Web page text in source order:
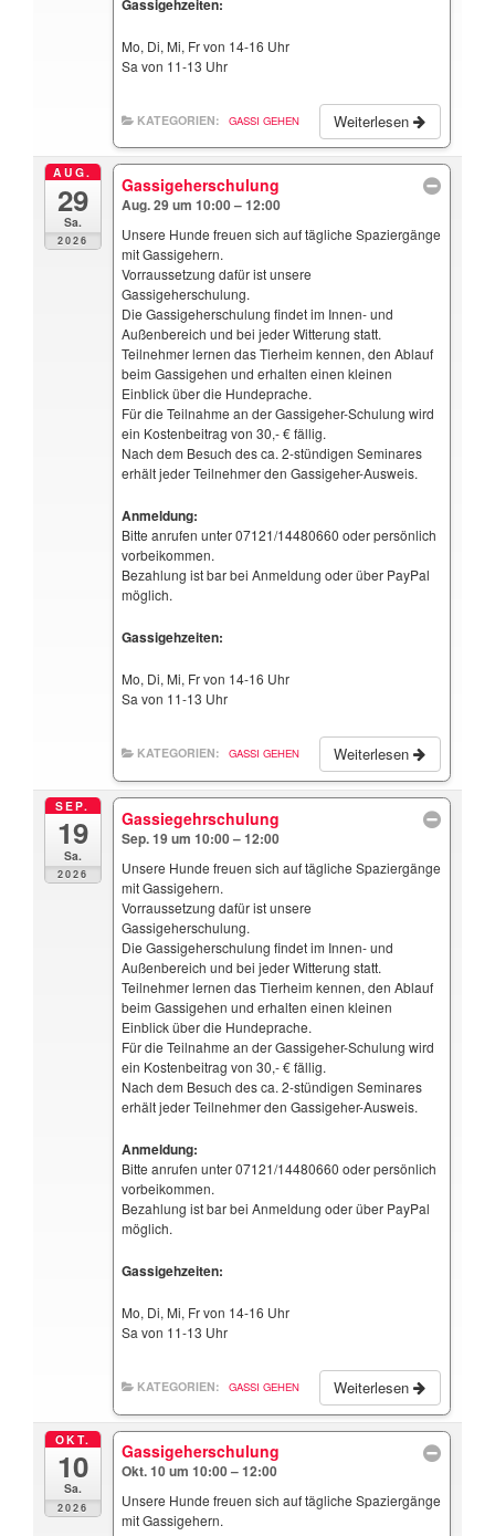
Gassigehzeiten:
Mo, Di, Mi, Fr von 14-16 Uhr
Sa von 11-13 Uhr
Weiterlesen
KATEGORIEN: GASSI GEHEN
AUG.
29
Sa.
2026
Gassigeherschulung
Aug. 29 um 10:00 – 12:00
Unsere Hunde freuen sich auf tägliche Spaziergänge
mit Gassigehern.
Vorraussetzung dafür ist unsere
Gassigeherschulung.
Die Gassigeherschulung findet im Innen- und
Außenbereich und bei jeder Witterung statt.
Teilnehmer lernen das Tierheim kennen, den Ablauf
beim Gassigehen und erhalten einen kleinen
Einblick über die Hundeprache.
Für die Teilnahme an der Gassigeher-Schulung wird
ein Kostenbeitrag von 30,- € fällig.
Nach dem Besuch des ca. 2-stündigen Seminares
erhält jeder Teilnehmer den Gassigeher-Ausweis.
Anmeldung:
Bitte anrufen unter 07121/14480660 oder persönlich
vorbeikommen.
Bezahlung ist bar bei Anmeldung oder über PayPal
möglich.
Gassigehzeiten:
Mo, Di, Mi, Fr von 14-16 Uhr
Sa von 11-13 Uhr
Weiterlesen
KATEGORIEN: GASSI GEHEN
SEP.
19
Sa.
2026
Gassiegehrschulung
Sep. 19 um 10:00 – 12:00
Unsere Hunde freuen sich auf tägliche Spaziergänge
mit Gassigehern.
Vorraussetzung dafür ist unsere
Gassigeherschulung.
Die Gassigeherschulung findet im Innen- und
Außenbereich und bei jeder Witterung statt.
Teilnehmer lernen das Tierheim kennen, den Ablauf
beim Gassigehen und erhalten einen kleinen
Einblick über die Hundeprache.
Für die Teilnahme an der Gassigeher-Schulung wird
ein Kostenbeitrag von 30,- € fällig.
Nach dem Besuch des ca. 2-stündigen Seminares
erhält jeder Teilnehmer den Gassigeher-Ausweis.
Anmeldung:
Bitte anrufen unter 07121/14480660 oder persönlich
vorbeikommen.
Bezahlung ist bar bei Anmeldung oder über PayPal
möglich.
Gassigehzeiten:
Mo, Di, Mi, Fr von 14-16 Uhr
Sa von 11-13 Uhr
Weiterlesen
KATEGORIEN: GASSI GEHEN
OKT.
10
Sa.
2026
Gassigeherschulung
Okt. 10 um 10:00 – 12:00
Unsere Hunde freuen sich auf tägliche Spaziergänge
mit Gassigehern.